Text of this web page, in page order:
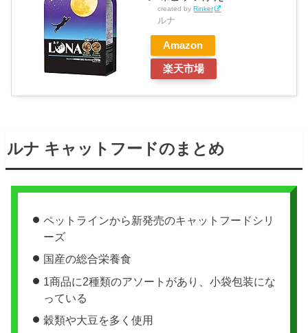
created byRinker
ルナ
Amazon
楽天市場
ルナ キャットフードのまとめ
ペットラインから新発売のキャットフードシリ
ーズ
国産の総合栄養食
1商品に2種類のアソートがあり、小袋包装にな
っている
穀類や大豆を多く使用